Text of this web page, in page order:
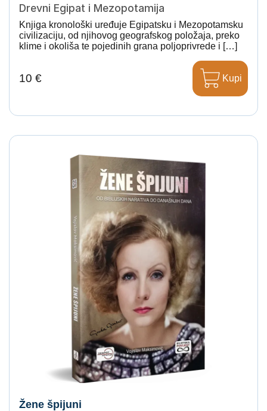
Drevni Egipat i Mezopotamija
Knjiga kronološki uređuje Egipatsku i Mezopotamsku
civilizaciju, od njihovog geografskog položaja, preko
klime i okoliša te pojedinih grana poljoprivrede i […]
10 € Kupi
Žene špijuni